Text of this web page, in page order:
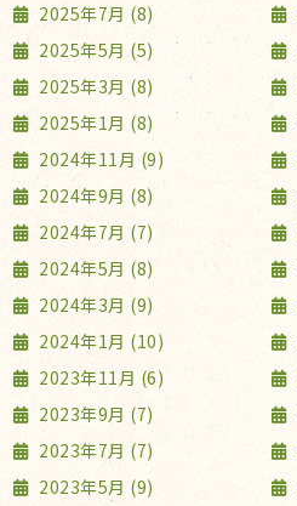
2025年7月 (8)
2025年5月 (5)
2025年3月 (8)
2025年1月 (8)
2024年11月 (9)
2024年9月 (8)
2024年7月 (7)
2024年5月 (8)
2024年3月 (9)
2024年1月 (10)
2023年11月 (6)
2023年9月 (7)
2023年7月 (7)
2023年5月 (9)